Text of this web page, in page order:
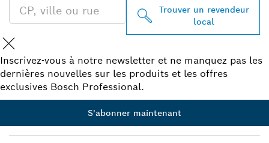
Trouver un revendeur
local
Inscrivez-vous à notre newsletter et ne manquez pas les
dernières nouvelles sur les produits et les offres
exclusives Bosch Professional.
S'abonner maintenant